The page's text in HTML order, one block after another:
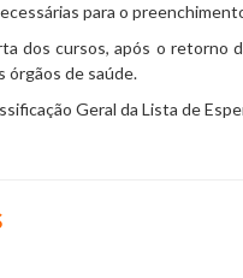
para o
dos cursos, após o retorno
órgãos de saúde.
Geral da Lista de